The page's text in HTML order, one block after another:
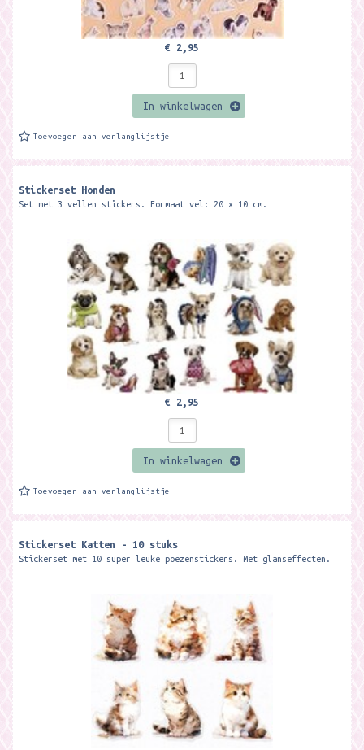
€ 2,95
In winkelwagen
Toevoegen aan verlanglijstje
Stickerset Honden
Set met 3 vellen stickers. Formaat vel: 20 x 10 cm.
€ 2,95
In winkelwagen
Toevoegen aan verlanglijstje
Stickerset Katten - 10 stuks
Stickerset met 10 super leuke poezenstickers. Met glanseffecten.